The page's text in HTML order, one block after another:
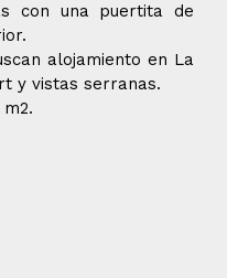
con una puertita de
alojamiento en La
y vistas serranas.